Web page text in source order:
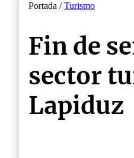
Portada /Turismo
Fin de
sector
Lapiduz